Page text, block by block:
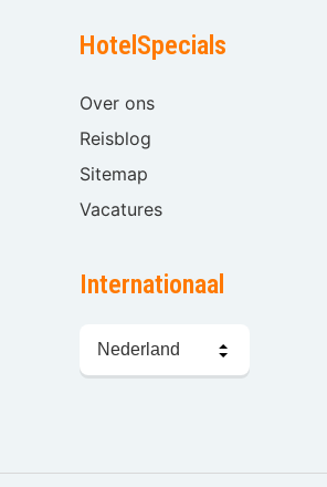
HotelSpecials
Over ons
Reisblog
Sitemap
Vacatures
Internationaal
kiezen